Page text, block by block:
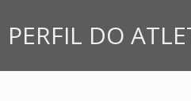
PERFIL DO